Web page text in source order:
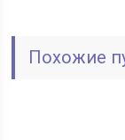
Похожие